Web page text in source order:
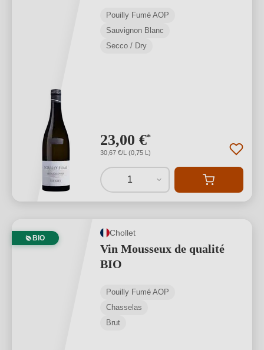
Pouilly Fumé AOP
Sauvignon Blanc
Secco / Dry
23,00 €*
30,67 €/L (0,75 L)
1
BIO
Chollet
Vin Mousseux de qualité
BIO
Pouilly Fumé AOP
Chasselas
Brut